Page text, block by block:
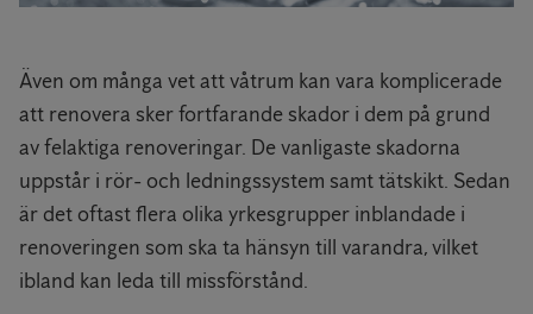
Även om många vet att våtrum kan vara komplicerade
att renovera sker fortfarande skador i dem på grund
av felaktiga renoveringar. De vanligaste skadorna
uppstår i rör- och ledningssystem samt tätskikt. Sedan
är det oftast flera olika yrkesgrupper inblandade i
renoveringen som ska ta hänsyn till varandra, vilket
ibland kan leda till missförstånd.